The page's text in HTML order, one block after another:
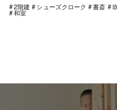
2階建
シューズクローク 書斎
和室